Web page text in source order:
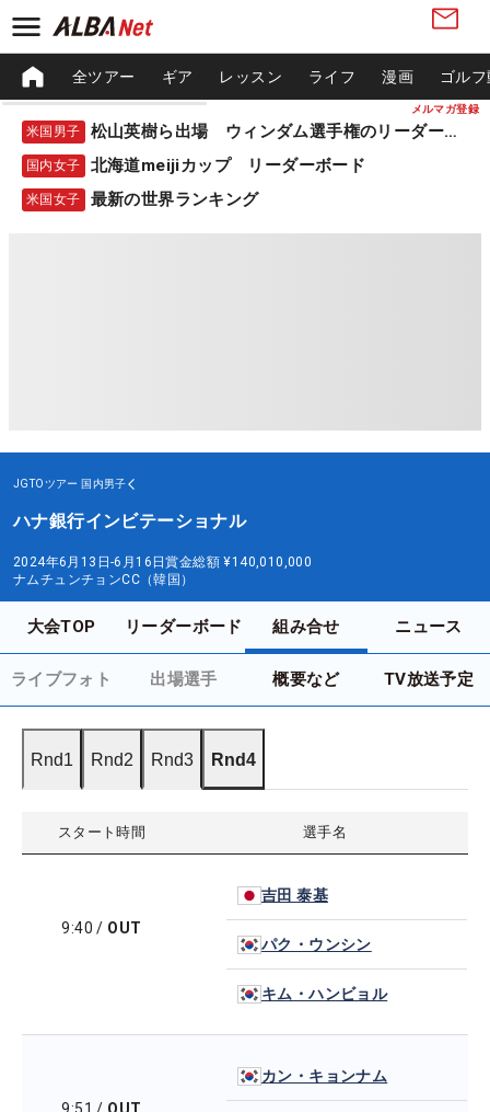
メルマガ登録
全ツアー ギア レッスン ライフ 漫画 ゴル
米国男子 松山英樹ら出場 ウィンダム選手権のリーダーボード
国内女子 北海道meijiカップ リーダーボード
米国女子 最新の世界ランキング
JGTOツアー 国内男子
ハナ銀行インビテーショナル
2024年6月13日-6月16日賞金総額 ¥140,010,000
ナムチュンチョンCC（韓国）
大会TOP リーダーボード 組み合せ ニュース
ライブフォト 出場選手 概要など TV放送予定
Rnd1 Rnd2 Rnd3 Rnd4
スタート時間 選手名
9:40 / OUT
吉田 泰基
パク・ウンシン
キム・ハンビョル
カン・キョンナム